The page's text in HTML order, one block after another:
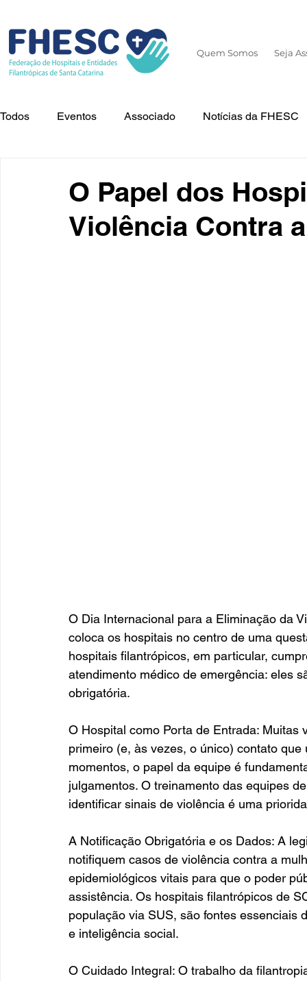
Quem Somos Seja
Todos Eventos Associado Notícias da FHESC
O Papel dos
Violência Contra
O Dia Internacional para a Eliminação da
coloca os hospitais no centro de uma
hospitais filantrópicos, em particular,
atendimento médico de emergência: eles
obrigatória.
O Hospital como Porta de Entrada:
primeiro (e, às vezes, o único) contato
momentos, o papel da equipe é
julgamentos. O treinamento das equipes
identificar sinais de violência é uma
A Notificação Obrigatória e os Dados: A
notifiquem casos de violência contra a
epidemiológicos vitais para que o poder
assistência. Os hospitais filantrópicos de
população via SUS, são fontes
e inteligência social.
O Cuidado Integral: O trabalho da